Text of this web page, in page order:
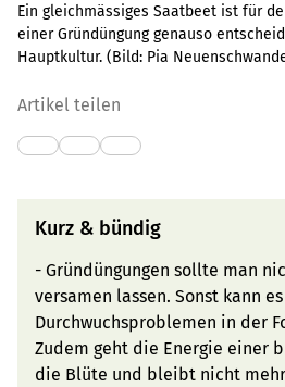
Ein gleichmässiges Saatbeet ist für
einer Gründüngung genauso
Hauptkultur. (Bild: Pia
Artikel teilen
Kurz & bündig
- Gründüngungen sollte man
versamen lassen. Sonst kann es
Durchwuchsproblemen in der
Zudem geht die Energie einer
die Blüte und bleibt nicht